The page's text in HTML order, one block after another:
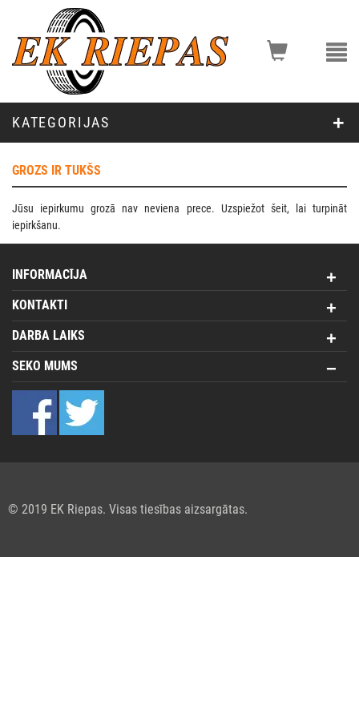
KATEGORIJAS
GROZS IR TUKŠS
Jūsu iepirkumu grozā nav neviena prece. Uzspiežot šeit, lai turpināt
iepirkšanu.
INFORMACĪJA
KONTAKTI
DARBA LAIKS
SEKO MUMS
© 2019 EK Riepas. Visas tiesības aizsargātas.